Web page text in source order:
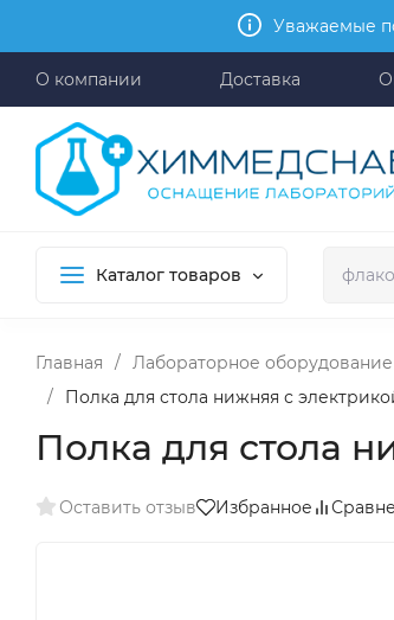
Уважаемые
О компании Доставка
Каталог товаров
Главная / Лабораторное оборудование
/
Полка для стола нижняя с
Полка для стола
Оставить отзыв Избранное